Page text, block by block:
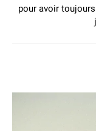
pour avoir